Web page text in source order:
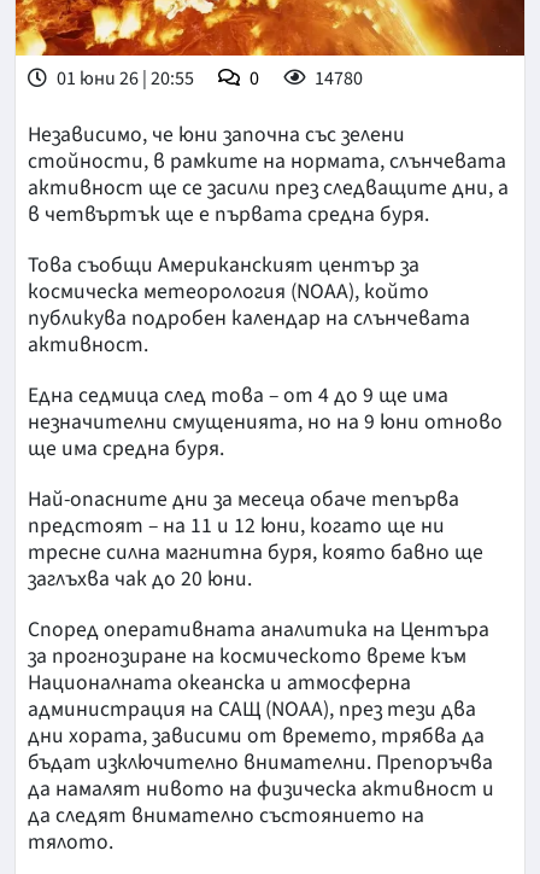
01 юни 26 | 20:55 0 14780
Независимо, че юни започна със зелени
стойности, в рамките на нормата, слънчевата
активност ще се засили през следващите дни, а
в четвъртък ще е първата средна буря.
Това съобщи Американският център за
космическа метеорология (NOAA), който
публикува подробен календар на слънчевата
активност.
Една седмица след това – от 4 до 9 ще има
незначителни смущенията, но на 9 юни отново
ще има средна буря.
Най-опасните дни за месеца обаче тепърва
предстоят – на 11 и 12 юни, когато ще ни
тресне силна магнитна буря, която бавно ще
заглъхва чак до 20 юни.
Според оперативната аналитика на Центъра
за прогнозиране на космическото време към
Националната океанска и атмосферна
администрация на САЩ (NOAA), през тези два
дни хората, зависими от времето, трябва да
бъдат изключително внимателни. Препоръчва
да намалят нивото на физическа активност и
да следят внимателно състоянието на
тялото.